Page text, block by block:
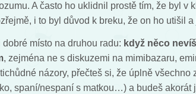
A často ho uklidnil prostě tím, že byl v
i to byl důvod k breku, že on ho utišil a
dobré místo na druhou radu: když něco
, zejména ne s diskuzemi na mimibazaru,
názory, přečteš si, že úplně
spaní/nespaní s matkou…) a budeš akorát